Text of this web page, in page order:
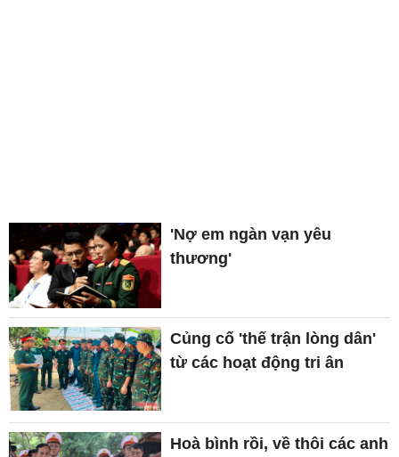
'Nợ em ngàn vạn yêu
thương'
Củng cố 'thế trận lòng dân'
từ các hoạt động tri ân
Hoà bình rồi, về thôi các anh